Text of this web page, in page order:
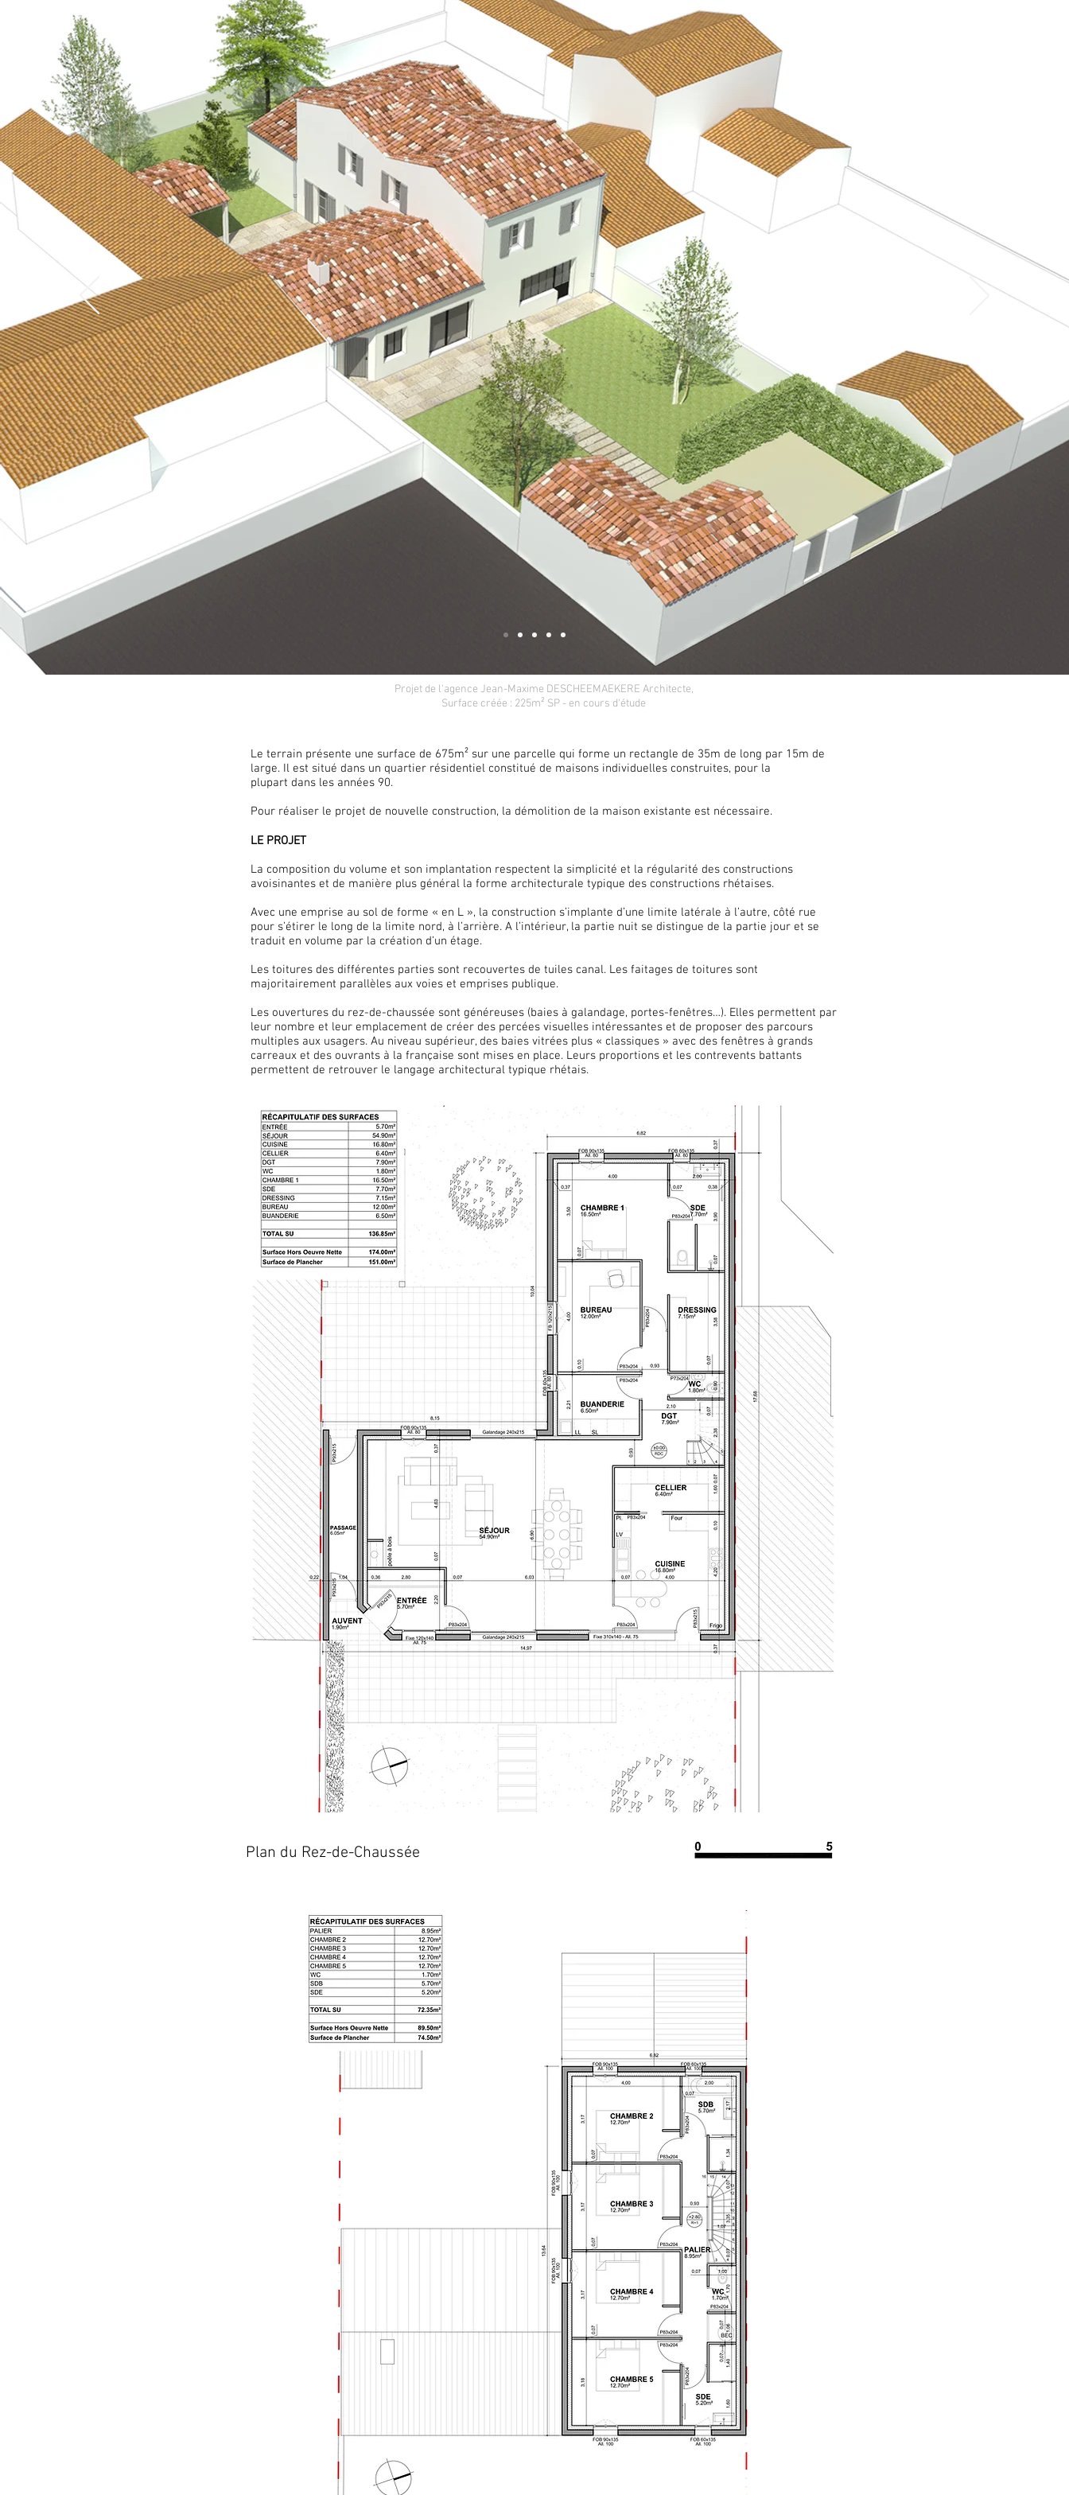
Projet de l'agence Jean-Maxime DESCHEEMAEKERE Architecte,
Surface créée : 225m² SP - en cours d'étude
Le terrain présente une surface de 675m² sur une parcelle qui forme un rectangle de 35m de long par 15m de
large. Il est situé dans un quartier résidentiel constitué de maisons individuelles construites, pour la
plupart dans les années 90.
Pour réaliser le projet de nouvelle construction, la démolition de la maison existante est nécessaire.
LE PROJET
La composition du volume et son implantation respectent la simplicité et la régularité des constructions
avoisinantes et de manière plus général la forme architecturale typique des constructions rhétaises.
Avec une emprise au sol de forme « en L », la construction s’implante d’une limite latérale à l’autre, côté rue
pour s’étirer le long de la limite nord, à l’arrière. A l’intérieur, la partie nuit se distingue de la partie jour et se
traduit en volume par la création d’un étage.
Les toitures des différentes parties sont recouvertes de tuiles canal. Les faitages de toitures sont
majoritairement parallèles aux voies et emprises publique.
Les ouvertures du rez-de-chaussée sont généreuses (baies à galandage, portes-fenêtres…). Elles permettent par
leur nombre et leur emplacement de créer des percées visuelles intéressantes et de proposer des parcours
multiples aux usagers. Au niveau supérieur, des baies vitrées plus « classiques » avec des fenêtres à grands
carreaux et des ouvrants à la française sont mises en place. Leurs proportions et les contrevents battants
permettent de retrouver le langage architectural typique rhétais.
Plan du Rez-de-Chaussée